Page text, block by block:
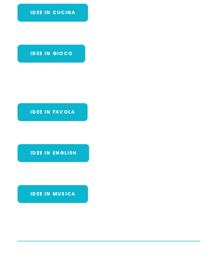
IDEE IN CUCINA
IDEE IN GIOCO
IDEE IN FAVOLA
IDEE IN ENGLISH
IDEE IN MUSICA